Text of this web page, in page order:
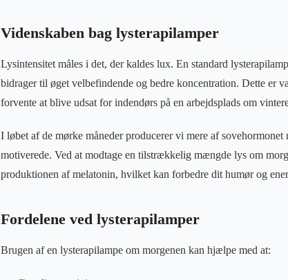
Videnskaben bag lysterapilamper
Lysintensitet måles i det, der kaldes lux. En standard
bidrager til øget velbefindende og bedre koncentration. Dette er
forvente at blive udsat for indendørs på en arbejdsplads om
I løbet af de mørke måneder producerer vi mere af
motiverede. Ved at modtage en tilstrækkelig mængde lys om
produktionen af melatonin, hvilket kan forbedre dit humør og
Fordelene ved lysterapilamper
Brugen af en lysterapilampe om morgenen kan hjælpe med at: